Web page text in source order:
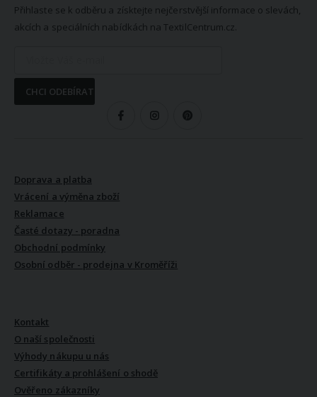
Přihlaste se k odběru a získtejte nejčerstvější informace o slevách,
akcích a speciálních nabídkách na TextilCentrum.cz.
CHCI ODEBÍRAT
Doprava a platba
Vrácení a výměna zboží
Reklamace
Časté dotazy - poradna
Obchodní podmínky
Osobní odběr - prodejna v Kroměříži
Kontakt
O naší společnosti
Výhody nákupu u nás
Certifikáty a prohlášení o shodě
Ověřeno zákazníky